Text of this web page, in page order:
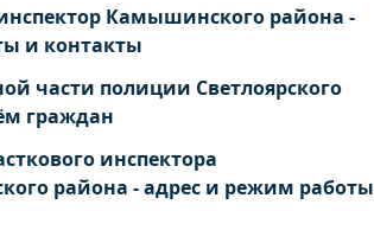
Камышинского района -
и контакты
части полиции Светлоярского
граждан
инспектора
района - адрес и режим работы